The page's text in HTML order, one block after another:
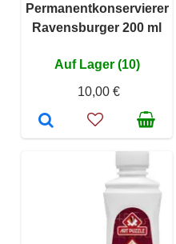
Permanentkonservierer
Ravensburger 200 ml
Auf Lager (10)
10,00 €